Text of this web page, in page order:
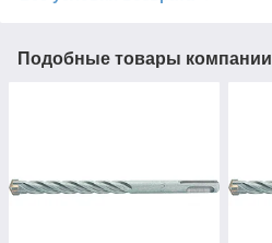
Подобные товары компании